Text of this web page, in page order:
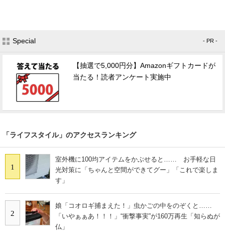
Special - PR -
【抽選で5,000円分】Amazonギフトカードが
当たる！読者アンケート実施中
「ライフスタイル」のアクセスランキング
1
室外機に100均アイテムをかぶせると…… お手軽な日
光対策に「ちゃんと空間ができてグー」「これで楽しま
す」
2
娘「コオロギ捕まえた！」虫かごの中をのぞくと……
「いやぁぁあ！！！」“衝撃事実”が160万再生「知らぬが
仏」